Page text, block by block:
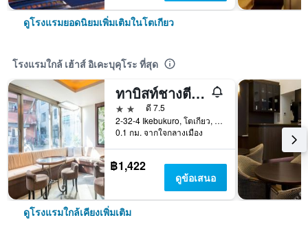
ดูโรงแรมยอดนิยมเพิ่มเติมในโตเกียว
โรงแรมใกล้ เฮ้าส์ อิเคะบุคุโระ ที่สุด
ทาบิสท์ชางตีโฮเทล
2 ดาว
ดี 7.5
2-32-4 Ikebukuro, โตเกียว, ญี่ปุ่น
0.1 กม. จากใจกลางเมือง
฿1,422
ดูข้อเสนอ
ดูโรงแรมใกล้เคียงเพิ่มเติม